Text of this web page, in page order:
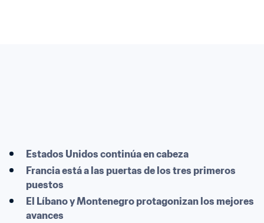
Estados Unidos continúa en cabeza
Francia está a las puertas de los tres primeros
puestos
El Líbano y Montenegro protagonizan los mejores
avances